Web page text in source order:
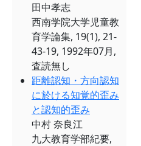
田中孝志
西南学院大学児童教
育学論集, 19(1), 21-
43-19, 1992年07月,
査読無し
距離認知・方向認知
に於ける知覚的歪み
と認知的歪み
中村 奈良江
九大教育学部紀要,